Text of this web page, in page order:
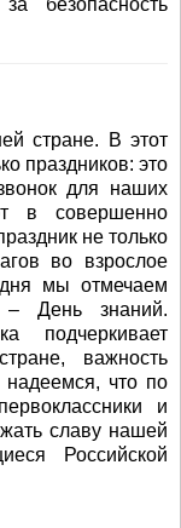
безопасность
стране. В этот
праздников: это
для наших
в совершенно
не только
во взрослое
мы отмечаем
– День знаний.
подчеркивает
важность
что по
и
славу нашей
Российской